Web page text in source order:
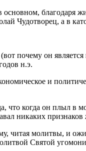
благодаря
Чудотворец, а в
почему он
н.э.
и
что когда он плыл в
никаких
читая молитвы, и
Святой